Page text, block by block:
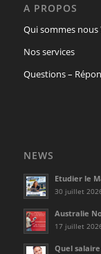
A PROPOS
Qui sommes nous
Nos services
Questions –
NEWS
Etudier le
30 juillet
Australie
17 juillet
Quel